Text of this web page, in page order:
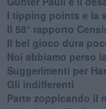
I tipping points e la
​Il 58° rapporto
​Il bel gioco dura
Noi abbiamo perso
Suggerimenti per
​Gli indifferenti
Parte zoppicando il